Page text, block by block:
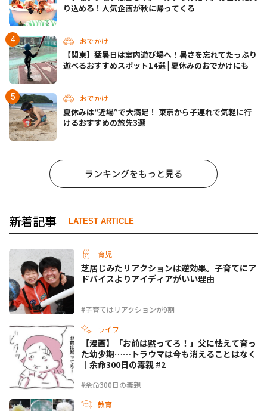
り込める！人気企画が秋に帰ってくる
おでかけ
【関東】猛暑日は室内遊び場へ！暑さを忘れてたっぷり
遊べるおすすめスポット14選 | 夏休みのおでかけにも
おでかけ
夏休みは“近場”で大満足！ 東京から子連れで気軽に行
けるおすすめの旅先3選
ランキングをもっと見る
新着記事 LATEST ARTICLE
育児
#子育てはリアクションが9割
芝居じみたリアクションは逆効果。子育てにア
ドバイスよりアイディアがいい理由
ライフ
#余命300日の毒親
【漫画】「お前は黙ってろ！」父に怯えて育っ
た幼少期……トラウマは今も消えることはなく
｜余命300日の毒親 #2
教育